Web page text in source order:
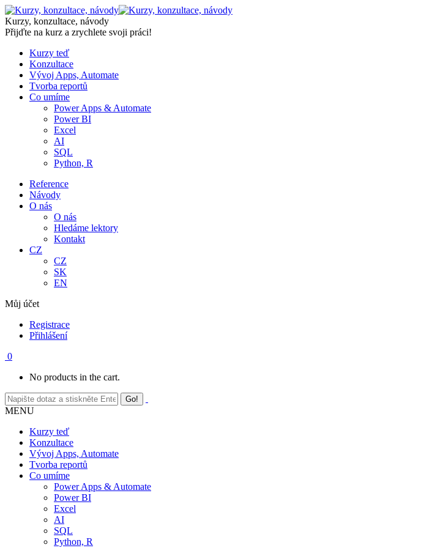
Skip
to
content
Kurzy, konzultace, návody
Přijďte na kurz a zrychlete svoji práci!
Kurzy teď
Konzultace
Vývoj Apps, Automate
Tvorba reportů
Co umíme
Power Apps & Automate
Power BI
Excel
AI
SQL
Python, R
Reference
Návody
O nás
O nás
Hledáme lektory
Kontakt
CZ
CZ
SK
EN
Můj účet
Registrace
Přihlášení
0
No products in the cart.
MENU
Kurzy teď
Konzultace
Vývoj Apps, Automate
Tvorba reportů
Co umíme
Power Apps & Automate
Power BI
Excel
AI
SQL
Python, R